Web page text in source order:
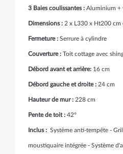
3 Baies coulissantes : Aluminium +
Dimensions : 2 x L330 x Ht200 cm
Fermeture : Serrure à cylindre
Couverture : Toit cottage avec
Débord avant et arrière: 16 cm
Débord gauche et droite : 24 cm
Hauteur de mur : 228 cm
Pente de toit : 42°
Inclus : Système anti-tempête -
moustiquaire intégrée - Système